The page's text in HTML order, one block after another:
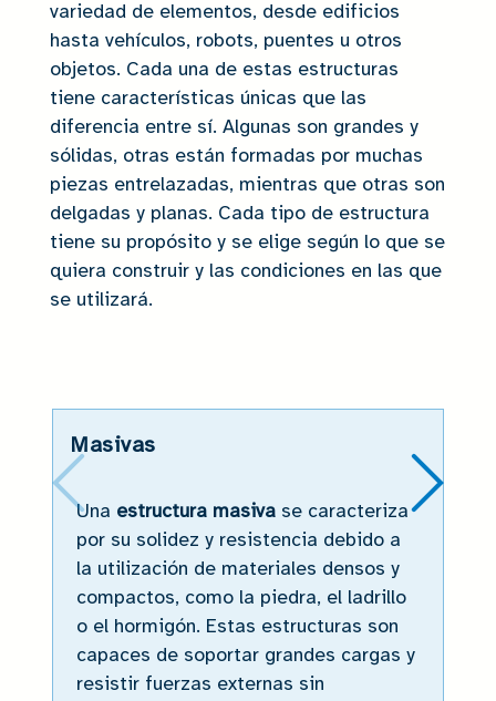
variedad de elementos, desde edificios
hasta vehículos, robots, puentes u otros
objetos. Cada una de estas estructuras
tiene características únicas que las
diferencia entre sí. Algunas son grandes y
sólidas, otras están formadas por muchas
piezas entrelazadas, mientras que otras son
delgadas y planas. Cada tipo de estructura
tiene su propósito y se elige según lo que se
quiera construir y las condiciones en las que
se utilizará.
Masivas
Una estructura masivase caracteriza
por su solidez y resistencia debido a
la utilización de materiales densos y
compactos, como la piedra, el ladrillo
o el hormigón. Estas estructuras son
capaces de soportar grandes cargas y
resistir fuerzas externas sin